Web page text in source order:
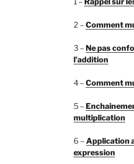
2 – Comment
3 – Ne pas
l’addition
4 – Comment
5 –
multiplication
6 – Application
expression